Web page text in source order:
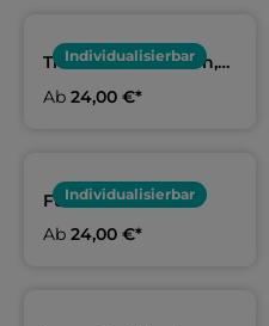
Individualisierbar
Trainershirt Damen,
| SV Delphin
Ab 24,00 €*
Individualisierbar
Funktionsshirt
in pink | SV Delphin
Ab 24,00 €*